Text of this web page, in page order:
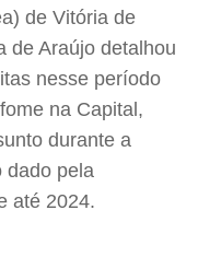
de Vitória de
de Araújo detalhou
nesse período
na Capital,
durante a
dado pela
até 2024.